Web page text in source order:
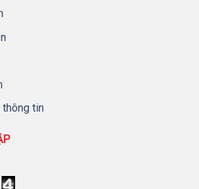
thông tin